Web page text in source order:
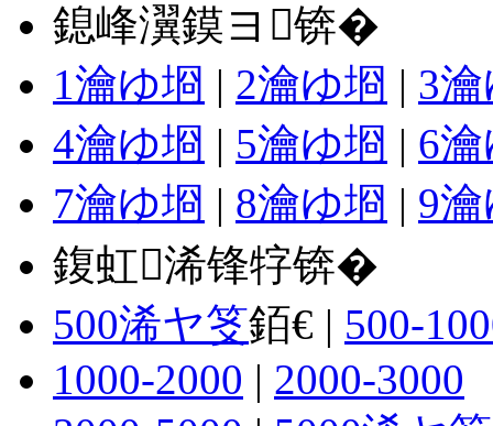
鎴峰瀷鏌ヨ锛�
1瀹ゆ埛 | 2瀹ゆ埛 | 3
4瀹ゆ埛 | 5瀹ゆ埛 | 6
7瀹ゆ埛 | 8瀹ゆ埛 | 9
鍑虹浠锋牸锛�
500浠ヤ笅銆€ | 500-
1000-2000 | 2000-3000